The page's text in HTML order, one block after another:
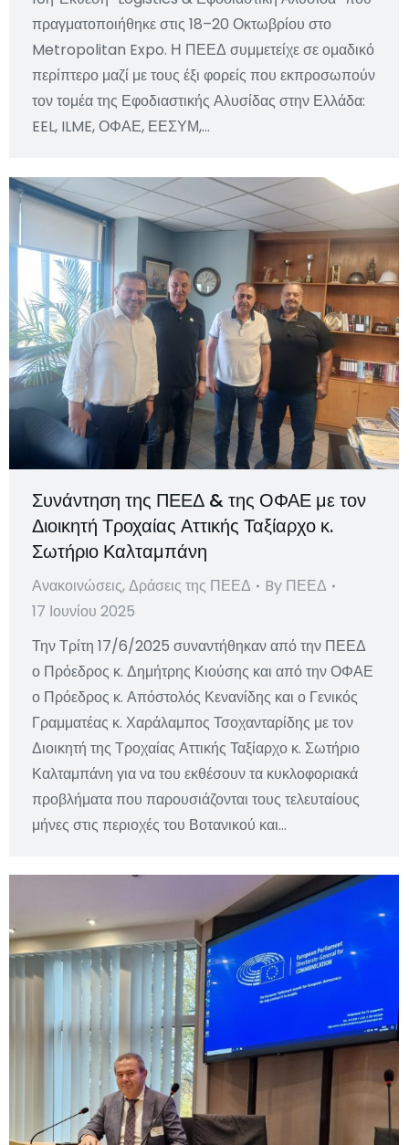
πραγματοποιήθηκε στις 18–20 Οκτωβρίου στο
Metropolitan Expo. Η ΠΕΕΔ συμμετείχε σε ομαδικό
περίπτερο μαζί με τους έξι φορείς που εκπροσωπούν
τον τομέα της Εφοδιαστικής Αλυσίδας στην Ελλάδα:
EEL, ILME, ΟΦΑΕ, ΕΕΣΥΜ,…
Συνάντηση της ΠΕΕΔ & της ΟΦΑΕ με τον
Διοικητή Τροχαίας Αττικής Ταξίαρχο κ.
Σωτήριο Καλταμπάνη
Ανακοινώσεις,Δράσεις της ΠΕΕΔ By ΠΕΕΔ
17 Ιουνίου 2025
Την Τρίτη 17/6/2025 συναντήθηκαν από την ΠΕΕΔ
ο Πρόεδρος κ. Δημήτρης Κιούσης και από την ΟΦΑΕ
ο Πρόεδρος κ. Απόστολός Κενανίδης και ο Γενικός
Γραμματέας κ. Χαράλαμπος Τσοχανταρίδης με τον
Διοικητή της Τροχαίας Αττικής Ταξίαρχο κ. Σωτήριο
Καλταμπάνη για να του εκθέσουν τα κυκλοφοριακά
προβλήματα που παρουσιάζονται τους τελευταίους
μήνες στις περιοχές του Βοτανικού και…